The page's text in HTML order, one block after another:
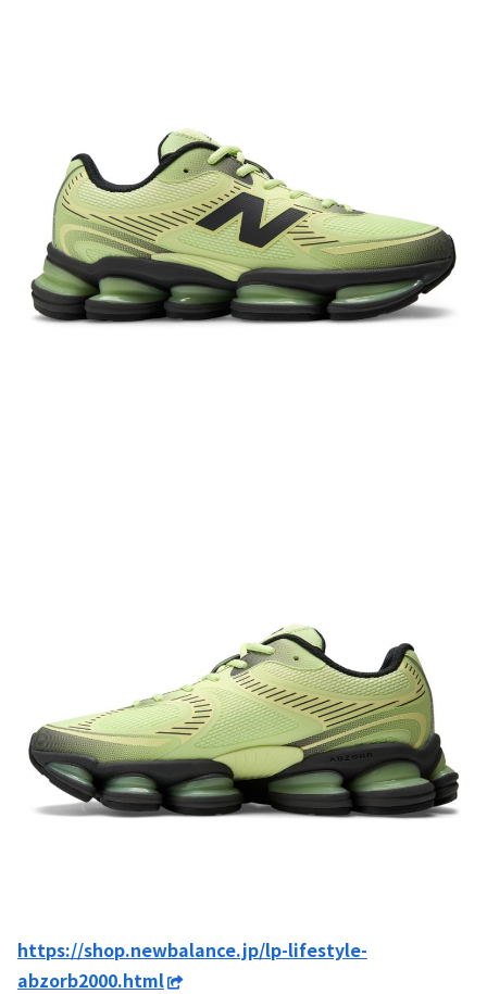
https://shop.newbalance.jp/lp-lifestyle-
abzorb2000.html